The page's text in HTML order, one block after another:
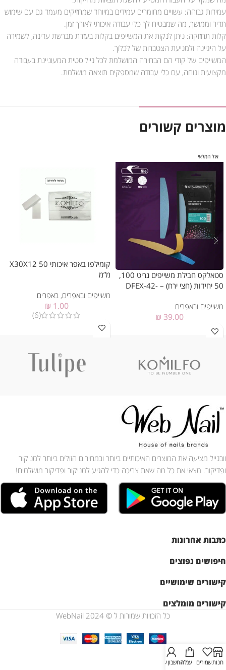
עמידות גבוהה: עשויים מחומרים עמידים במיוחד שמחזיקים מעמד גם עם שימוש
תדיר וממושך, מה שמבטיח לך כלי עבודה איכותי לאורך זמן.
קלות תחזוקה: ניתן לנקות את המשייפים בקלות בעזרת מברשת עדינה, לשמירה
על היגיינה ולמניעת הצטברות של לכלוך.
המשייפים של קודי הם הבחירה המושלמת לכל נייליסטית המעוניינת בעבודה
מקצועית ונוחה, עם כלי עבודה שמספקים תוצאה מושלמת.
מוצרים קשורים
אזל המלאי
סטאלקס חבילת משייפים גריט 100,
50 יחידות (חצי ירח) – DFEX-42-
משייפים ובאפרים
₪ 39.00
קומילפו באפר איכותי 50 X30X12
מ”מ
משייפים ובאפרים, באפרים
₪ 1.00
(6)
וובנייל מציעה את המוצרים האיכותיים ביותר ובמחירים הזולים ביותר למניקור
ופדיקור. מצאי את כל מה שאת צריכה כדי להגיע למניקור ופדיקור מושלמים!
כתבות אחרונות
חיפושים נפוצים
קישורים שימושיים
קישורים מומלצים
כל הזכויות שמורות ל © WebNail 2024
חנותשמורים עגלההחשבון שלי